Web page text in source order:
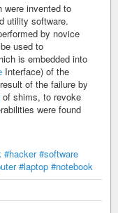
were invented to
utility software.
by novice
used to
is embedded into
Interface) of the
of the failure by
of shims, to revoke
were found
#hacker #software
#laptop #notebook